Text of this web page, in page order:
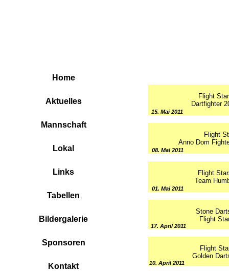
Home
Aktuelles
Mannschaft
Lokal
Links
Tabellen
Bildergalerie
Sponsoren
Kontakt
Flight
Dartfighter
15. Mai 2011
Flight
Anno Dom
08. Mai 2011
Flight
Team
01. Mai 2011
Stone
Flight
17. April 2011
Flight
Golden
10. April 2011